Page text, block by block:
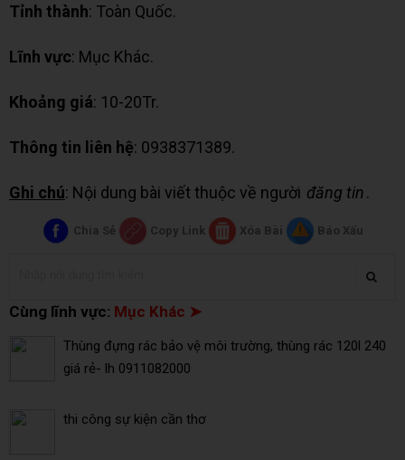
Tỉnh thành: Toàn Quốc.
Lĩnh vực: Mục Khác.
Khoảng giá: 10-20Tr.
Thông tin liên hệ: 0938371389.
Ghi chú: Nội dung bài viết thuộc về người đăng tin.
Chia Sẻ Copy Link Xóa Bài Báo Xấu
Cùng lĩnh vực: Mục Khác ➤
Thùng đựng rác bảo vệ môi trường, thùng rác 120l 240
giá rẻ- lh 0911082000
thi công sự kiện cần thơ